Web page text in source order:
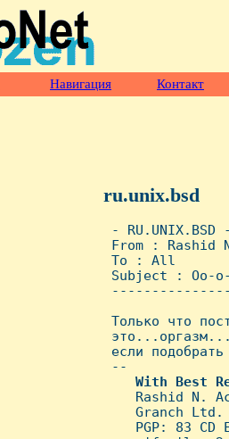
Навигация Контакт
ru.unix.bsd
-
From :
To : All
Subject : Оо-
Только что
если
--
With
Best
Rashid N.
    Granch Ltd.
PGP: 83 CD